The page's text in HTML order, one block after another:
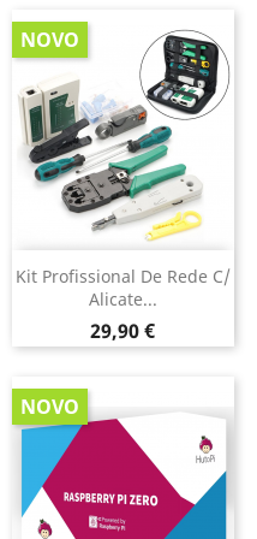
Kit Profissional De Rede C/
Alicate...
Preço
29,90 €
NOVO
NOVO